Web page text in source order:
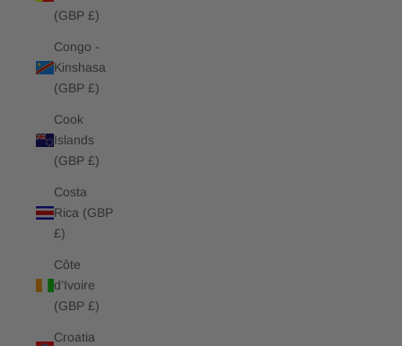
(GBP £)
Congo -
Kinshasa
(GBP £)
Cook
Islands
(GBP £)
Costa
Rica (GBP
£)
Côte
d’Ivoire
(GBP £)
Croatia